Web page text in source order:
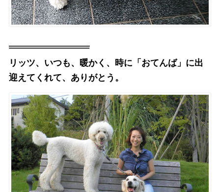
リッツ、いつも、暖かく、時に「おてんば」に出
迎えてくれて、ありがとう。